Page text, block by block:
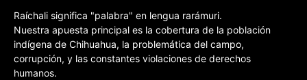
Raíchali significa "palabra" en lengua rarámuri.
Nuestra apuesta principal es la cobertura de la población
indígena de Chihuahua, la problemática del campo,
corrupción, y las constantes violaciones de derechos
humanos.